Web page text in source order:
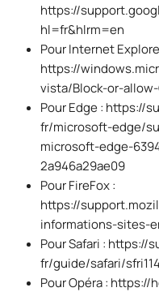
https://
hl=fr&hlrm=en
Pour Internet
https://
vista/Block-or-
Pour Edge : https://
fr/microsoft-edge/
microsoft-edge-
2a946a29ae09
Pour FireFox :
https://
informations-sites-
Pour Safari : https://
fr/guide/safari/
Pour Opéra :